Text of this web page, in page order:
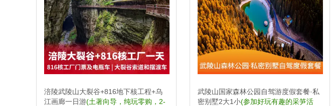
涪陵武陵山大裂谷+816地下核工程+乌
江画廊一日游(土著向导，纯玩零购，2-
武陵山国家森林公园自驾游度假套餐·私
密别墅2大1小(参加好玩有趣的采笋活